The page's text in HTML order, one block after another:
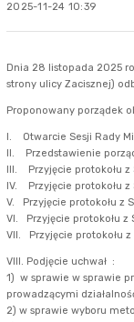
2025-11-24 10:39